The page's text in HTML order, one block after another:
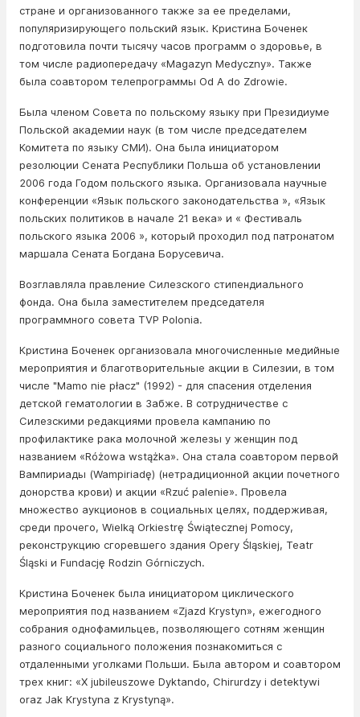
стране и организованного также за ее пределами,
популяризирующего польский язык. Кристина Боченек
подготовила почти тысячу часов программ о здоровье, в
том числе радиопередачу «Magazyn Medyczny». Также
была соавтором телепрограммы Od A do Zdrowie.
Была членом Совета по польскому языку при Президиуме
Польской академии наук (в том числе председателем
Комитета по языку СМИ). Она была инициатором
резолюции Сената Республики Польша об установлении
2006 года Годом польского языка. Организовала научные
конференции «Язык польского законодательства », «Язык
польских политиков в начале 21 века» и « Фестиваль
польского языка 2006 », который проходил под патронатом
маршала Сената Богдана Борусевича.
Возглавляла правление Силезского стипендиального
фонда. Она была заместителем председателя
программного совета TVP Polonia.
Кристина Боченек организовала многочисленные медийные
мероприятия и благотворительные акции в Силезии, в том
числе "Mamo nie płacz" (1992) - для спасения отделения
детской гематологии в Забже. В сотрудничестве с
Силезскими редакциями провела кампанию по
профилактике рака молочной железы у женщин под
названием «Różowa wstążka». Она стала соавтором первой
Вампириады (Wampiriadę) (нетрадиционной акции почетного
донорства крови) и акции «Rzuć palenie». Провела
множество аукционов в социальных целях, поддерживая,
среди прочего, Wielką Orkiestrę Świątecznej Pomocy,
реконструкцию сгоревшего здания Opery Śląskiej, Teatr
Śląski и Fundację Rodzin Górniczych.
Кристина Боченек была инициатором циклического
мероприятия под названием «Zjazd Krystyn», ежегодного
собрания однофамильцев, позволяющего сотням женщин
разного социального положения познакомиться с
отдаленными уголками Польши. Была автором и соавтором
трех книг: «X jubileuszowe Dyktando, Chirurdzy i detektywi
oraz Jak Krystyna z Krystyną».